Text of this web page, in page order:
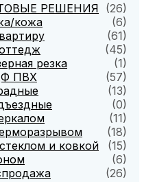
РЕШЕНИЯ (26)
кожа
(6)
(61)
(45)
резка
(1)
ПВХ
(57)
(13)
(0)
(11)
(18)
и ковкой
(15)
(6)
(26)